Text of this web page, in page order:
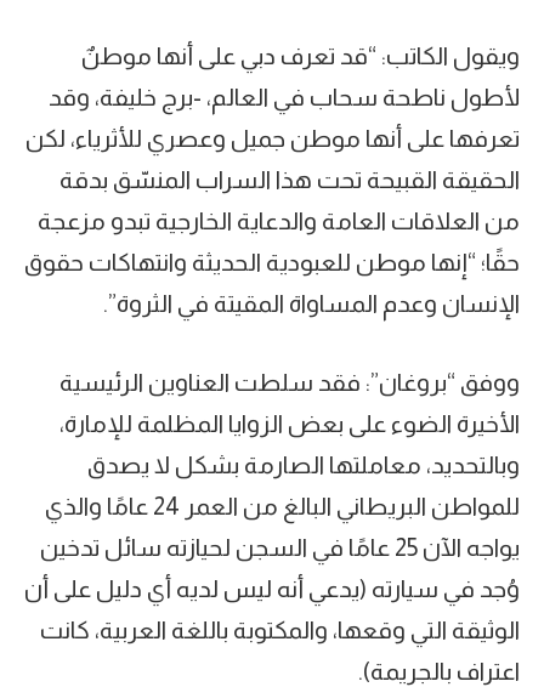
ويقول الكاتب: “قد تعرف دبي على أنها موطنٌ
لأطول ناطحة سحاب في العالم، -برج خليفة، وقد
تعرفها على أنها موطن جميل وعصري للأثرياء، لكن
الحقيقة القبيحة تحت هذا السراب المنسّق بدقة
من العلاقات العامة والدعاية الخارجية تبدو مزعجة
حقًا؛ “إنها موطن للعبودية الحديثة وانتهاكات حقوق
الإنسان وعدم المساواة المقيتة في الثروة”.
ووفق “بروغان”: فقد سلطت العناوين الرئيسية
الأخيرة الضوء على بعض الزوايا المظلمة للإمارة،
وبالتحديد، معاملتها الصارمة بشكل لا يصدق
للمواطن البريطاني البالغ من العمر 24 عامًا والذي
يواجه الآن 25 عامًا في السجن لحيازته سائل تدخين
وُجد في سيارته (يدعي أنه ليس لديه أي دليل على أن
الوثيقة التي وقعها، والمكتوبة باللغة العربية، كانت
اعتراف بالجريمة).